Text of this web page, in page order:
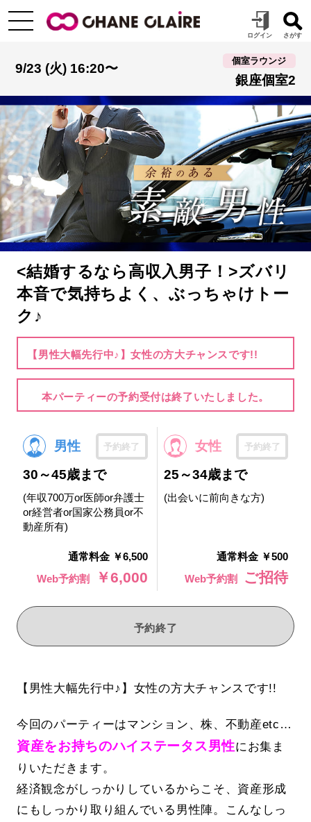
9/23 (火) 16:20〜
個室ラウンジ
銀座個室2
<結婚するなら高収入男子！>ズバリ
本音で気持ちよく、ぶっちゃけトー
ク♪
【男性大幅先行中♪】女性の方大チャンスです!!
本パーティーの予約受付は終了いたしました。
男性 予約終了
30～45歳まで
(年収700万or医師or弁護士
or経営者or国家公務員or不
動産所有)
通常料金 ￥6,500
Web予約割
￥6,000
女性 予約終了
25～34歳まで
(出会いに前向きな方)
通常料金 ￥500
Web予約割
ご招待
予約終了
【男性大幅先行中♪】女性の方大チャンスです!!
今回のパーティーはマンション、株、不動産etc…
資産をお持ちのハイステータス男性にお集ま
りいただきます。
経済観念がしっかりしているからこそ、資産形成
にもしっかり取り組んでいる男性陣。こんなしっ